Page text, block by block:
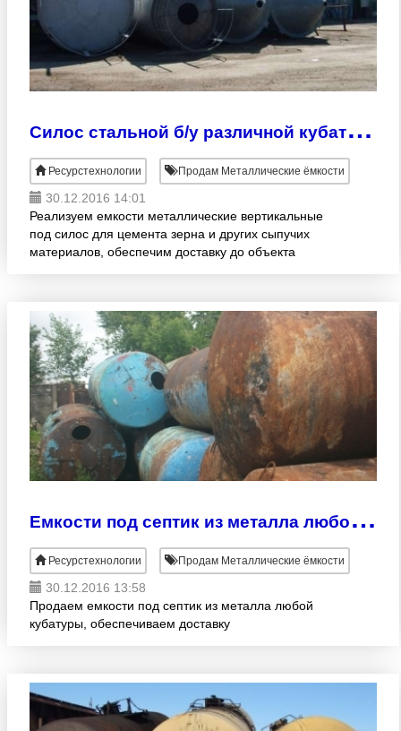
С
илос стальной б/у различной кубатуры
Ресурстехнологии Продам Металлические ёмкости
30.12.2016 14:01
Реализуем емкости металлические вертикальные
под силос для цемента зерна и других сыпучих
материалов, обеспечим доставку до объекта
Е
мкости под септик из металла любой кубатуры
Ресурстехнологии Продам Металлические ёмкости
30.12.2016 13:58
Продаем емкости под септик из металла любой
кубатуры, обеспечиваем доставку